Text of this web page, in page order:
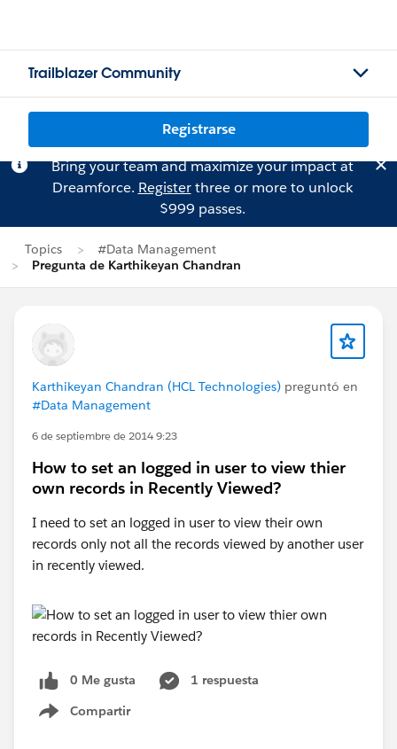
Trailblazer Community
Registrarse
Bring your team and maximize your impact at
Dreamforce. Registerthree or more to unlock
$999 passes.
Topics
#Data Management
Pregunta de Karthikeyan Chandran
Karthikeyan Chandran (HCL Technologies) preguntó en
#Data Management
6 de septiembre de 2014 9:23
How to set an logged in user to view thier
own records in Recently Viewed?
I need to set an logged in user to view their own
records only not all the records viewed by another user
in recently viewed.
0 Me gusta
1 respuesta
Compartir
Show menu